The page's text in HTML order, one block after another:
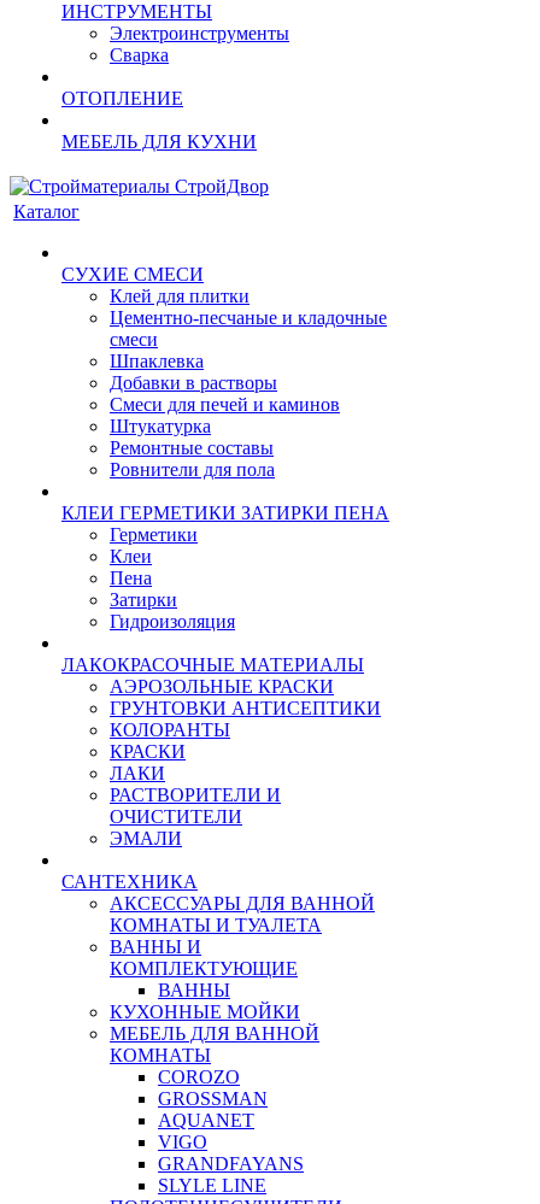
ИНСТРУМЕНТЫ
Электроинструменты
Сварка
ОТОПЛЕНИЕ
МЕБЕЛЬ ДЛЯ КУХНИ
Каталог
СУХИЕ СМЕСИ
Клей для плитки
Цементно-песчаные и кладочные
смеси
Шпаклевка
Добавки в растворы
Смеси для печей и каминов
Штукатурка
Ремонтные составы
Ровнители для пола
КЛЕИ ГЕРМЕТИКИ ЗАТИРКИ ПЕНА
Герметики
Клеи
Пена
Затирки
Гидроизоляция
ЛАКОКРАСОЧНЫЕ МАТЕРИАЛЫ
АЭРОЗОЛЬНЫЕ КРАСКИ
ГРУНТОВКИ АНТИСЕПТИКИ
КОЛОРАНТЫ
КРАСКИ
ЛАКИ
РАСТВОРИТЕЛИ И
ОЧИСТИТЕЛИ
ЭМАЛИ
САНТЕХНИКА
АКСЕССУАРЫ ДЛЯ ВАННОЙ
КОМНАТЫ И ТУАЛЕТА
ВАННЫ И
КОМПЛЕКТУЮЩИЕ
ВАННЫ
КУХОННЫЕ МОЙКИ
МЕБЕЛЬ ДЛЯ ВАННОЙ
КОМНАТЫ
COROZO
GROSSMAN
AQUANET
VIGO
GRANDFAYANS
SLYLE LINE